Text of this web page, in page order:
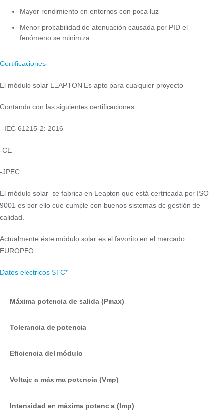
Mayor rendimiento en entornos con poca luz
Menor probabilidad de atenuación causada por PID el
fenómeno se minimiza
Certificaciones
El módulo solar LEAPTON Es apto para cualquier proyecto
Contando con las siguientes certificaciones.
-IEC 61215-2: 2016
-CE
-JPEC
El módulo solar se fabrica en Leapton que está certificada por ISO
9001 es por ello que cumple con buenos sistemas de gestión de
calidad.
Actualmente éste módulo solar es el favorito en el mercado
EUROPEO
Datos electricos STC*
Máxima potencia de salida (Pmax)
Tolerancia de potencia
Eficiencia del módulo
Voltaje a máxima potencia (Vmp)
Intensidad en máxima potencia (Imp)